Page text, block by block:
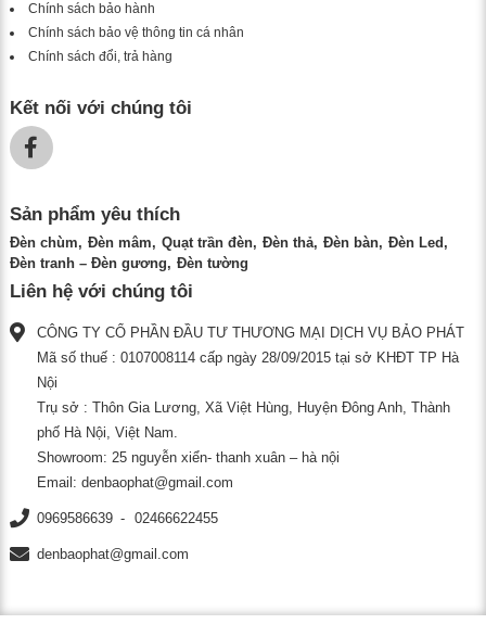
Chính sách bảo hành
Chính sách bảo vệ thông tin cá nhân
Chính sách đổi, trả hàng
Kết nối với chúng tôi
Sản phẩm yêu thích
Đèn chùm Đèn mâm Quạt trần đèn Đèn thả Đèn bàn
Đèn Led
Đèn tranh – Đèn gương
Đèn tường
Liên hệ với chúng tôi
CÔNG TY CỔ PHẦN ĐẦU TƯ THƯƠNG MẠI DỊCH VỤ BẢO PHÁT
Mã số thuế : 0107008114 cấp ngày 28/09/2015 tại sở KHĐT TP Hà
Nội
Trụ sở : Thôn Gia Lương, Xã Việt Hùng, Huyện Đông Anh, Thành
phố Hà Nội, Việt Nam.
Showroom: 25 nguyễn xiển- thanh xuân – hà nội
Email: denbaophat@gmail.com
0969586639 02466622455
denbaophat@gmail.com